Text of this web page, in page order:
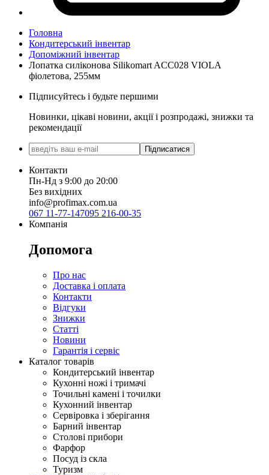
Головна
Кондитерський інвентар
Допоміжний інвентар
Лопатка силіконова Silikomart ACC028 VIOLA
фіолетова, 255мм
Підписуйтесь і будьте першими
Новинки, цікаві новини, акції і розпродажі, знижки та
рекомендації
Підписатися
Контакти
Пн-Нд з 9:00 до 20:00
Без вихідних
info@profimax.com.ua
067 11-77-147095 216-00-35
Компанія
Допомога
Про нас
Доставка і оплата
Контакти
Відгуки
Знижки
Статті
Новини
Гарантія і сервіс
Каталог товарів
Кондитерський інвентар
Кухонні ножі і тримачі
Точильні камені і точилки
Кухонний інвентар
Сервіровка і зберігання
Барний інвентар
Столові прибори
Фарфор
Посуд із скла
Туризм